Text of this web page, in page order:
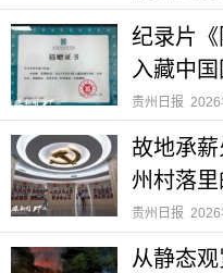
纪录片《
入藏中
贵州日报 2026
故地承
州村落
贵州日报 2026
从静态